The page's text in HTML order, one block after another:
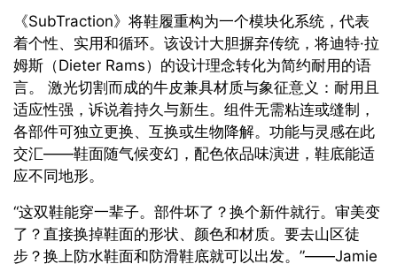
《SubTraction》 将鞋履重构为一个模块化系统，代表
着个性、实用和循环。该设计大胆摒弃传统，将迪特·拉
姆斯（Dieter Rams）的设计理念转化为简约耐用的语
言。
激光切割而成的牛皮兼具材质与象征意义：耐用且
适应性强，诉说着持久与新生。组件无需粘连或缝制，
各部件可独立更换、互换或生物降解。功能与灵感在此
交汇——鞋面随气候变幻，配色依品味演进，鞋底能适
应不同地形。
“这双鞋能穿一辈子。部件坏了？换个新件就行。审美变
了？直接换掉鞋面的形状、颜色和材质。要去山区徒
步？换上防水鞋面和防滑鞋底就可以出发。 ”——Jamie